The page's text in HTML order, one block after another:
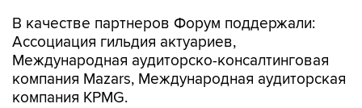
В качестве партнеров Форум поддержали:
Ассоциация гильдия актуариев,
Международная аудиторско-консалтинговая
компания Mazars, Международная аудиторская
компания KPMG.